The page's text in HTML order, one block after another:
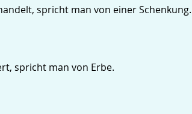
spricht man von einer Schenkung.
spricht man von Erbe.